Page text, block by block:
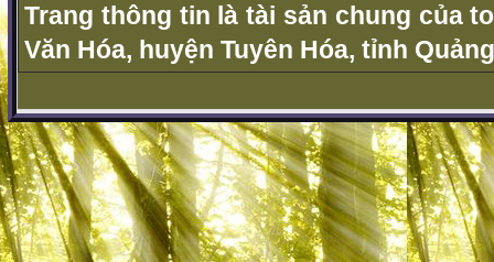
Trang thông tin là tài sản chung của
Văn Hóa, huyện Tuyên Hóa, tỉnh